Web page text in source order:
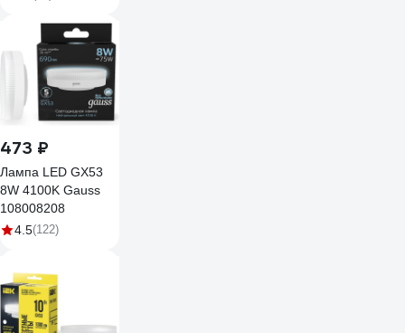
473 ₽
Лампа LED GX53
8W 4100K Gauss
108008208
4.5(122)